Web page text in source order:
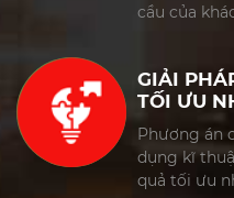
cầu của
GIẢI
TỐI ƯU
Phương án
dụng kĩ
quả tối ưu